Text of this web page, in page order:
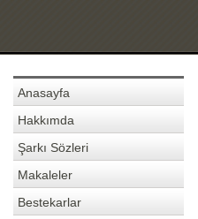
Anasayfa
Hakkımda
Şarkı Sözleri
Makaleler
Bestekarlar